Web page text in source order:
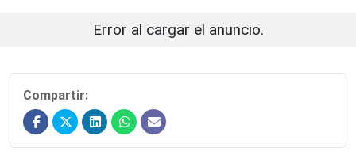
Error al cargar el anuncio.
Compartir: